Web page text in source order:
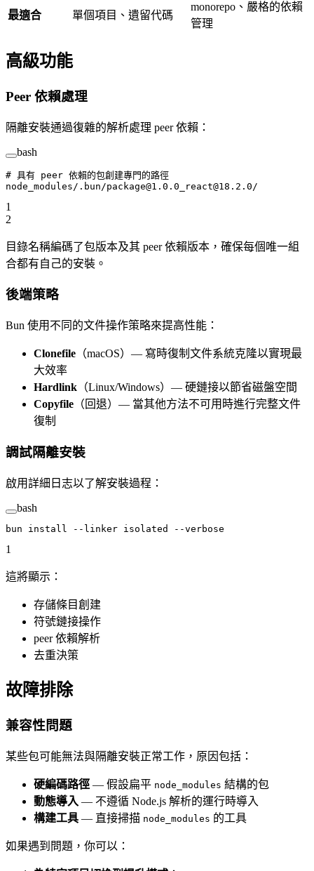
最適合 單個項目、遺留代碼
monorepo、嚴格的依賴
管理
高級功能
Peer 依賴處理
隔離安裝通過復雜的解析處理 peer 依賴：
bash
# 具有 peer 依賴的包創建專門的路徑
node_modules/.bun/package@1.0.0_react@18.2.0/
1
2
目錄名稱編碼了包版本及其 peer 依賴版本，確保每個唯一組
合都有自己的安裝。
後端策略
Bun 使用不同的文件操作策略來提高性能：
Clonefile （macOS）— 寫時復制文件系統克隆以實現最
大效率
Hardlink （Linux/Windows）— 硬鏈接以節省磁盤空間
Copyfile （回退）— 當其他方法不可用時進行完整文件
復制
調試隔離安裝
啟用詳細日志以了解安裝過程：
bash
bun install --linker isolated --verbose
1
這將顯示：
存儲條目創建
符號鏈接操作
peer 依賴解析
去重決策
故障排除
兼容性問題
某些包可能無法與隔離安裝正常工作，原因包括：
硬編碼路徑 — 假設扁平 node_modules 結構的包
動態導入 — 不遵循 Node.js 解析的運行時導入
構建工具 — 直接掃描 node_modules 的工具
如果遇到問題，你可以：